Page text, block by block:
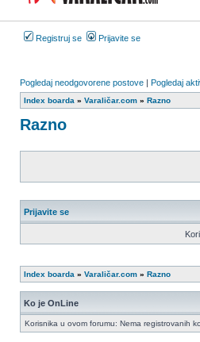
Registruj se Prijavite se
Pogledaj neodgovorene postove | Pogledaj
Index boarda » Varaličar.com » Razno
Razno
Prijavite se
Index boarda » Varaličar.com » Razno
Ko je OnLine
Korisnika u ovom forumu: Nema registrovanih